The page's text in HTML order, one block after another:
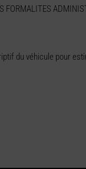
FORMALITES
du véhicule pour